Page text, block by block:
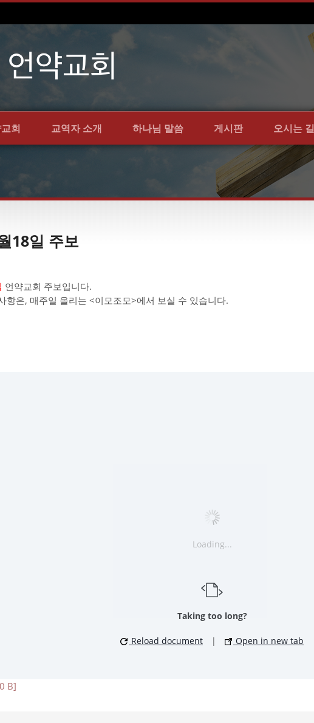
회 교역자 소개 하나님 말씀 게시판 오시는 길
18일 주보
언약교회 주보입니다.
항은, 매주일 올리는 <이모조모>에서 보실 수 있습니다.
Loading...
Taking too long?
Reload document | Open in new tab
B]